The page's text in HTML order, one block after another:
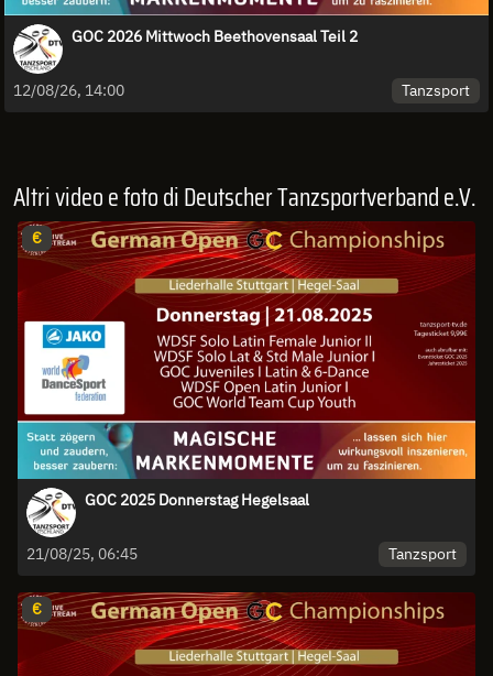
GOC 2026 Mittwoch Beethovensaal Teil 2
12/08/26, 14:00 Tanzsport
Altri video e foto di Deutscher Tanzsportverband e.V.
€
GOC 2025 Donnerstag Hegelsaal
21/08/25, 06:45 Tanzsport
€